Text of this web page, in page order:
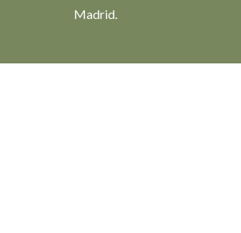
Madrid.